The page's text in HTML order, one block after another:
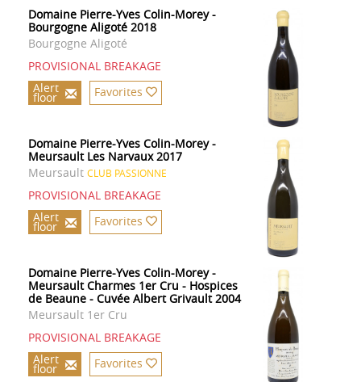
Domaine Pierre-Yves Colin-Morey -
Bourgogne Aligoté 2018
Bourgogne Aligoté
PROVISIONAL BREAKAGE
Alert
floor Favorites
Domaine Pierre-Yves Colin-Morey -
Meursault Les Narvaux 2017
Meursault CLUB PASSIONNE
PROVISIONAL BREAKAGE
Alert
floor Favorites
Domaine Pierre-Yves Colin-Morey -
Meursault Charmes 1er Cru - Hospices
de Beaune - Cuvée Albert Grivault 2004
Meursault 1er Cru
PROVISIONAL BREAKAGE
Alert
floor Favorites